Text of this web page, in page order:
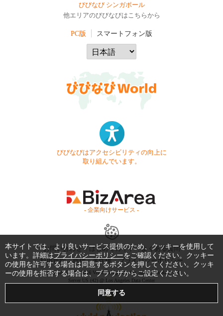
びびなび シンガポール
他エリアのびびなびはこちらから
PC版 スマートフォン版
びびなびはアクセシビリティの向上に
取り組んでいます。
- 企業向けサービス -
お問い合わせ はじめてガイド
よくある質問
利用規約
商標・著作権 プライバシーポリシー
Copyright © 1999-2026 Vivid Navigation, Inc. All Rights Reserved.
Server US (42) @ Los Angeles Data Center
本サイトでは、より良いサービス提供のため、クッキーを使用して
います。詳細はプライバシーポリシーをご確認ください。クッキー
の使用を許可する場合は同意するボタンを押してください。クッキ
ーの使用を拒否する場合は、ブラウザからご設定ください。